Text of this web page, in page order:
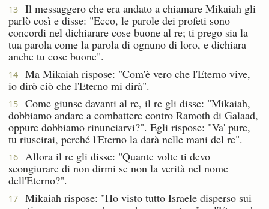
13
Il messaggero che era andato a chiamare Mikaiah gli
parlò così e disse: "Ecco, le parole dei profeti sono
concordi nel dichiarare cose buone al re; ti prego sia la
tua parola come la parola di ognuno di loro, e dichiara
anche tu cose buone".
14
Ma Mikaiah rispose: "Com'è vero che l'Eterno vive,
io dirò ciò che l'Eterno mi dirà".
15
Come giunse davanti al re, il re gli disse: "Mikaiah,
dobbiamo andare a combattere contro Ramoth di Galaad,
oppure dobbiamo rinunciarvi?". Egli rispose: "Va' pure,
tu riuscirai, perché l'Eterno la darà nelle mani del re".
16
Allora il re gli disse: "Quante volte ti devo
scongiurare di non dirmi se non la verità nel nome
dell'Eterno?".
17
Mikaiah rispose: "Ho visto tutto Israele disperso sui